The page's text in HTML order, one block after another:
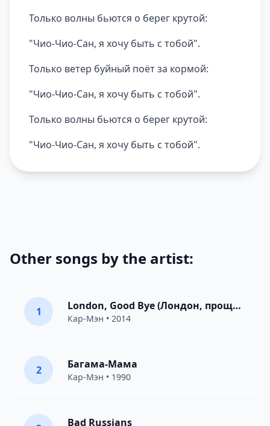
Только волны бьются о берег крутой:
"Чио-Чио-Сан, я хочу быть с тобой".
Только ветер буйный поёт за кормой:
"Чио-Чио-Сан, я хочу быть с тобой".
Только волны бьются о берег крутой:
"Чио-Чио-Сан, я хочу быть с тобой".
Other songs by the artist:
1 London, Good Bye (Лондон, прощай)
Кар-Мэн • 2014
2 Багама-Мама
Кар-Мэн • 1990
Bad Russians